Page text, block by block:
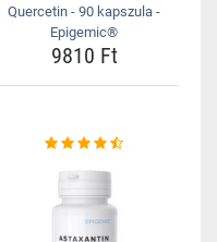
Quercetin - 90 kapszula -
Epigemic®
9810 Ft